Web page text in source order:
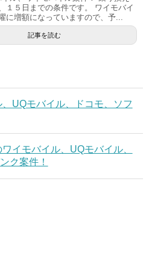
１５日までの条件です。 ワイモバイ
に増額になっていますので、予...
記事を読む
、UQモバイル、ドコモ、ソフ
イモバイル、UQモバイル、
ク案件！